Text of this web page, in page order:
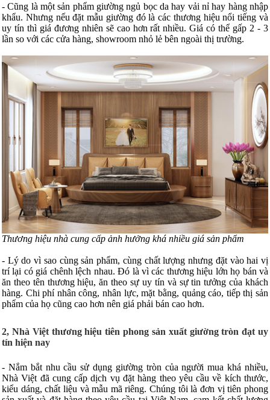
- Cũng là một sản phẩm giường ngủ bọc da hay vải nỉ hay hàng nhập
khẩu. Nhưng nếu đặt mẫu giường đó là các thương hiệu nổi tiếng và
uy tín thì giá đương nhiên sẽ cao hơn rất nhiều. Giá có thể gấp 2 - 3
lần so với các cửa hàng, showroom nhỏ lẻ bên ngoài thị trường.
Thương hiệu nhà cung cấp ảnh hưởng khá nhiều giá sản phẩm
- Lý do vì sao cùng sản phẩm, cùng chất lượng nhưng đặt vào hai vị
trí lại có giá chênh lệch nhau. Đó là vì các thương hiệu lớn họ bán và
ăn theo tên thương hiệu, ăn theo sự uy tín và sự tin tưởng của khách
hàng. Chi phí nhân công, nhân lực, mặt bằng, quảng cáo, tiếp thị sản
phẩm của họ cũng cao hơn nên giá phải bán cao hơn.
2, Nhà Việt thương hiệu tiên phong sản xuất giường tròn đạt uy
tín hiện nay
- Nắm bắt nhu cầu sử dụng giường tròn của người mua khá nhiều,
Nhà Việt đã cung cấp dịch vụ đặt hàng theo yêu cầu về kích thước,
kiểu dáng, chất liệu và mẫu mã riêng. Chúng tôi là đơn vị tiên phong